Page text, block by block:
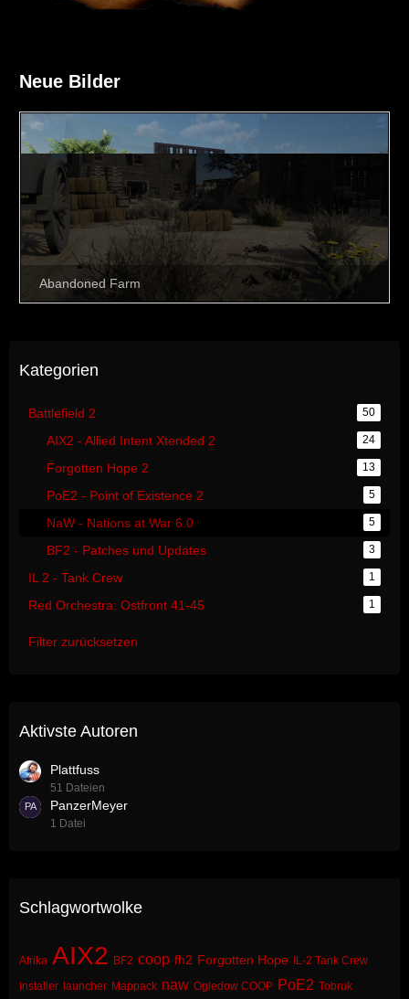
Neue Bilder
Kategorien
Battlefield 2 50
AIX2 - Allied Intent Xtended 2 24
Forgotten Hope 2 13
PoE2 - Point of Existence 2 5
NaW - Nations at War 6.0 5
BF2 - Patches und Updates 3
IL 2 - Tank Crew 1
Red Orchestra: Ostfront 41-45 1
Filter zurücksetzen
Aktivste Autoren
Plattfuss
51 Dateien
PanzerMeyer
1 Datei
Schlagwortwolke
Afrika AIX2 BF2 coop fh2 Forgotten Hope
IL-2 Tank Crew
Installer launcher Mappack naw Ogledow COOP PoE2 Tobruk